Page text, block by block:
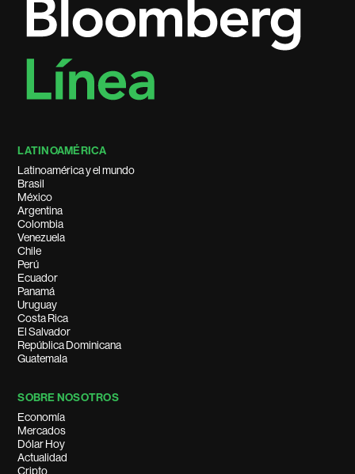
LATINOAMÉRICA
Latinoamérica y el mundo
Brasil
México
Argentina
Colombia
Venezuela
Chile
Perú
Ecuador
Panamá
Uruguay
Costa Rica
El Salvador
República Dominicana
Guatemala
SOBRE NOSOTROS
Economía
Mercados
Dólar Hoy
Actualidad
Cripto